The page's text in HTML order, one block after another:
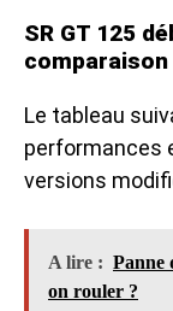
SR GT 125
comparaison
Le tableau
performances
versions
A lire : Panne
on rouler ?